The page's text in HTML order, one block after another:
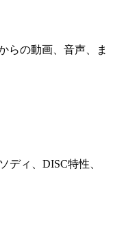
らの動画、音声、ま
ディ、DISC特性、